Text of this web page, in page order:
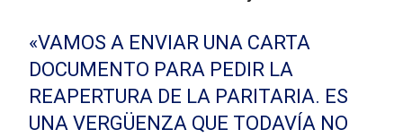
«VAMOS A ENVIAR UNA CARTA
DOCUMENTO PARA PEDIR LA
REAPERTURA DE LA PARITARIA. ES
UNA VERGÜENZA QUE TODAVÍA NO